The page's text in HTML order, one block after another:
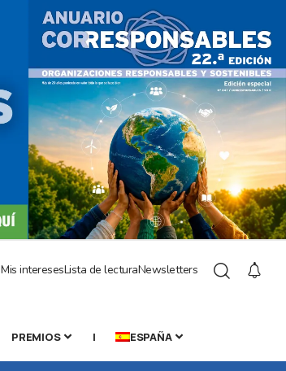
Mis interesesLista de lecturaNewsletters
PREMIOS | ESPAÑA